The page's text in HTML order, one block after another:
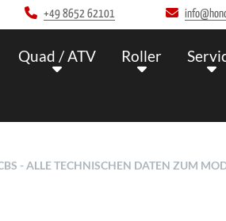
+49 8652 62101
Quad / ATV Roller
- ALLE TECHNISCHEN DATEN ZUM